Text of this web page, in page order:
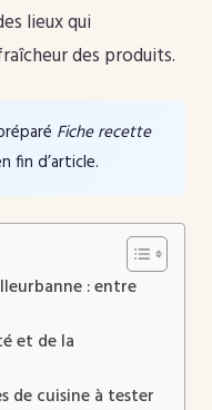
lieux qui
des produits.
Fiche recette
fin d’article.
: entre
et de la
de cuisine à tester